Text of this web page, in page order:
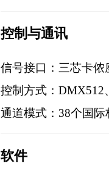
控制与通讯
信号接口：三芯卡侬
控制方式：DMX512
通道模式：38个国
软件